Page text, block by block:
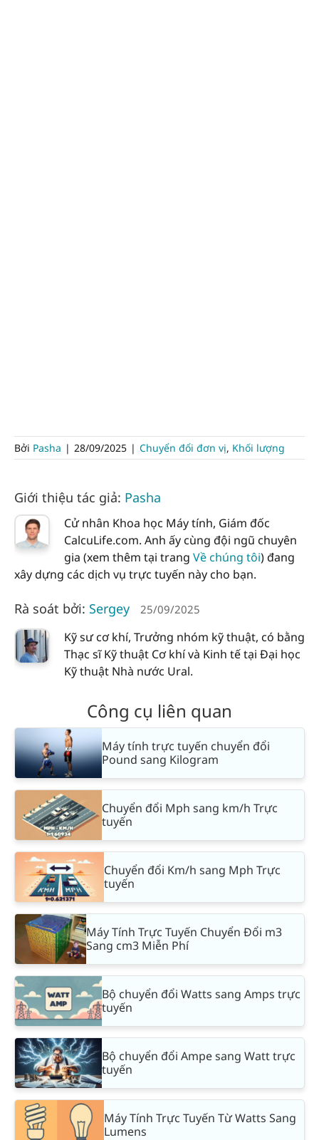
Bởi Pasha | 28/09/2025 | Chuyển đổi đơn vị, Khối lượng
Giới thiệu tác giả: Pasha
Cử nhân Khoa học Máy tính, Giám đốc
CalcuLife.com. Anh ấy cùng đội ngũ chuyên
gia (xem thêm tại trang Về chúng tôi) đang
xây dựng các dịch vụ trực tuyến này cho bạn.
Rà soát bởi: Sergey 25/09/2025
Kỹ sư cơ khí, Trưởng nhóm kỹ thuật, có bằng
Thạc sĩ Kỹ thuật Cơ khí và Kinh tế tại Đại học
Kỹ thuật Nhà nước Ural.
Công cụ liên quan
Máy tính trực tuyến chuyển đổi
Pound sang Kilogram
Chuyển đổi Mph sang km/h Trực
tuyến
Chuyển đổi Km/h sang Mph Trực
tuyến
Máy Tính Trực Tuyến Chuyển Đổi m3
Sang cm3 Miễn Phí
Bộ chuyển đổi Watts sang Amps trực
tuyến
Bộ chuyển đổi Ampe sang Watt trực
tuyến
Máy Tính Trực Tuyến Từ Watts Sang
Lumens